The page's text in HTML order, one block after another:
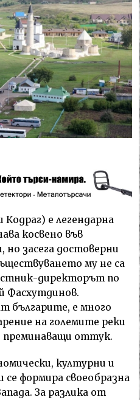
е легендарна
косвено във
засега достоверни
му не са
директорът по
Фасхутдинов.
българите, е много
на големите реки
оттук.
културни и
формира своеобразна
За разлика от